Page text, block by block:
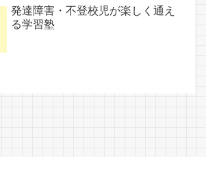
発達障害・不登校児が楽しく通え
る学習塾